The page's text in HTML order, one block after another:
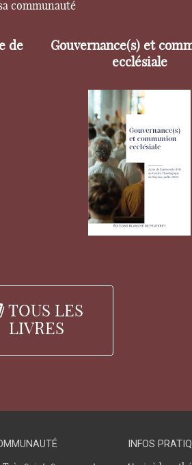
communauté
de
Gouvernance(s) et
ecclésiale
TOUS LES
LIVRES
INFOS